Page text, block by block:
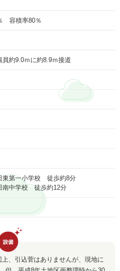
容積率80％
員約9.0ｍに約8.9ｍ接道
東第一小学校 徒歩約8分
南中学校 徒歩約12分
、引込菅はありませんが、現地に